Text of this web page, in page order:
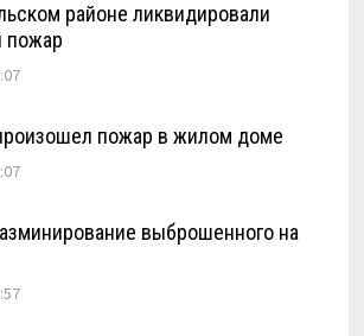
районе ликвидировали
пожар
пожар в жилом доме
выброшенного на